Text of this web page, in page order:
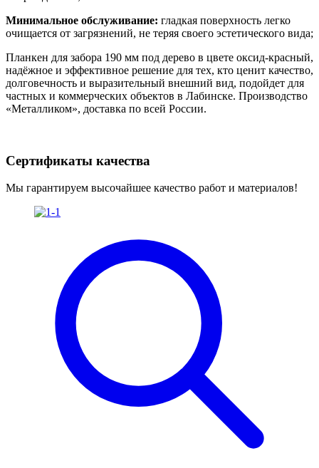
Минимальное обслуживание: гладкая поверхность легко
очищается от загрязнений, не теряя своего эстетического вида;
Планкен для забора 190 мм под дерево в цвете оксид-красный,
надёжное и эффективное решение для тех, кто ценит качество,
долговечность и выразительный внешний вид, подойдет для
частных и коммерческих объектов в Лабинске. Производство
«Металликом», доставка по всей России.
Сертификаты качества
Мы гарантируем высочайшее качество работ и материалов!